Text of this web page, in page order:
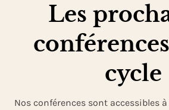
Les
cycle
Nos conférences sont accessibles